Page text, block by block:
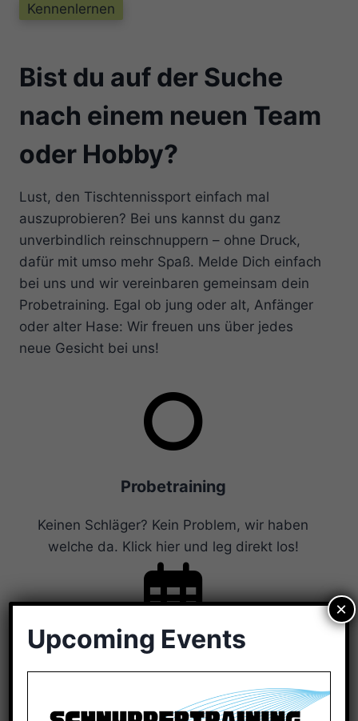
Kennenlernen
Bist du auf der Suche
nach einem neuen Team
oder Hobby?
Lust, den Tischtennissport einfach mal
auszuprobieren? Bei uns kannst du ganz
unverbindlich reinschnuppern – ohne Druck,
dafür mit umso mehr Spaß. Melde Dich einfach
bei uns und wir vereinbaren gemeinsam dein
Probetraining. Egal ob jung oder alt, Anfänger
oder alter Hase: Wir freuen uns über jedes
neue Gesicht bei uns!
Probetraining
Keinen Schläger? Kein Problem, wir haben
welche da. Klick hier und leg direkt los!
Jugend oder Erwachsene – hier findest du auf
Upcoming Events
×